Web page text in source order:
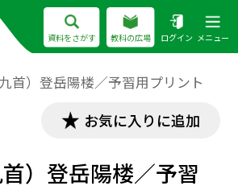
資料をさがす 教科の広場 ログイン メニュー
首）登岳陽楼／予習用プリント
お気に入りに追加
）登岳陽楼／予習